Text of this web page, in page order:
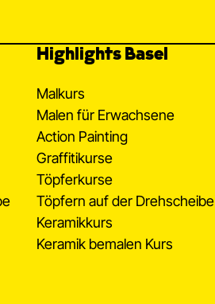
Highlights Basel
Malkurs
Malen für Erwachsene
Action Painting
Graffitikurse
Töpferkurse
Töpfern auf der Drehscheibe
Keramikkurs
Keramik bemalen Kurs